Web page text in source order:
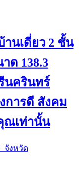
านเดี่ยว 2 ชั้น
ด 138.3
นครินทร์
การดี สังคม
ณเท่านั้น
จังหวัด